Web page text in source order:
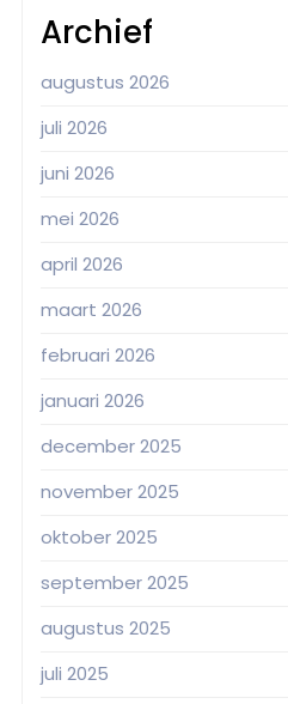
Archief
augustus 2026
juli 2026
juni 2026
mei 2026
april 2026
maart 2026
februari 2026
januari 2026
december 2025
november 2025
oktober 2025
september 2025
augustus 2025
juli 2025